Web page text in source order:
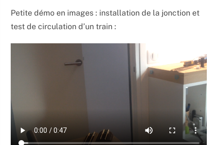
Petite démo en images : installation de la jonction et
test de circulation d’un train :